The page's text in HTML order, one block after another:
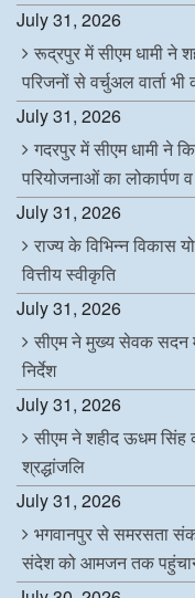
July 31, 2026
रूद्रपुर में सीएम धामी ने
परिजनों से वर्चुअल वार्ता भी
July 31, 2026
गदरपुर में सीएम धामी ने
परियोजनाओं का लोकार्पण
July 31, 2026
राज्य के विभिन्न विकास
वित्तीय स्वीकृति
July 31, 2026
सीएम ने मुख्य सेवक सदन
निर्देश
July 31, 2026
सीएम ने शहीद ऊधम सिंह
श्रद्धांजलि
July 31, 2026
भगवानपुर से समरसता
संदेश को आमजन तक